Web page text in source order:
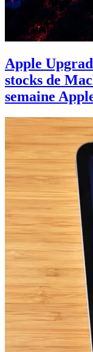
Apple
stocks de
semaine